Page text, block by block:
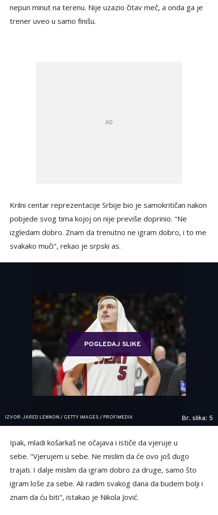
nepun minut na terenu. Nije uzazio čitav meč, a onda ga je
trener uveo u samo finišu.
Krilni centar reprezentacije Srbije bio je samokritičan nakon
pobjede svog tima kojoj on nije previše doprinio. "Ne
izgledam dobro. Znam da trenutno ne igram dobro, i to me
svakako muči", rekao je srpski as.
POGLEDAJ SLIKE
IZVOR: JARED LENNON / GETTY IMAGES / PROFIMEDIA Br. slika: 5
Ipak, mladi košarkaš ne očajava i ističe da vjeruje u
sebe. "Vjerujem u sebe. Ne mislim da će ovo još dugo
trajati. I dalje mislim da igram dobro za druge, samo što
igram loše za sebe. Ali radim svakog dana da budem bolji i
znam da ću biti", istakao je Nikola Jović.